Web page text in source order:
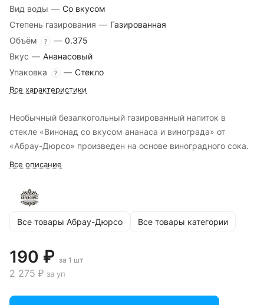
Вид воды — Со вкусом
Степень газирования — Газированная
Объём
? — 0.375
Вкус — Ананасовый
Упаковка
? — Стекло
Все характеристики
Необычный безалкогольный газированный напиток в
стекле «Винонад со вкусом ананаса и винограда» от
«Абрау-Дюрсо» произведен на основе виноградного сока.
Все описание
Все товары Абрау-Дюрсо Все товары категории
190 ₽ за 1 шт
2 275 ₽ за уп